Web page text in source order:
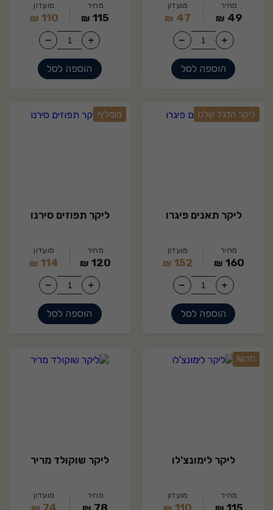
מחיר
49
₪
מועדון
47
₪
הוספה לסל
מחיר
115
₪
מועדון
110
₪
הוספה לסל
ליקר תאנים פיגרו
מחיר
160
₪
מועדון
152
₪
הוספה לסל
ליקר הדגל שלנו
ליקר תפוזים סירנו
מחיר
120
₪
מועדון
114
₪
הוספה לסל
מומלץ!
ליקר לימונצ'לו
מחיר
115
מועדון
110
חדש!
ליקר שוקולד מריר
מחיר
78
מועדון
74